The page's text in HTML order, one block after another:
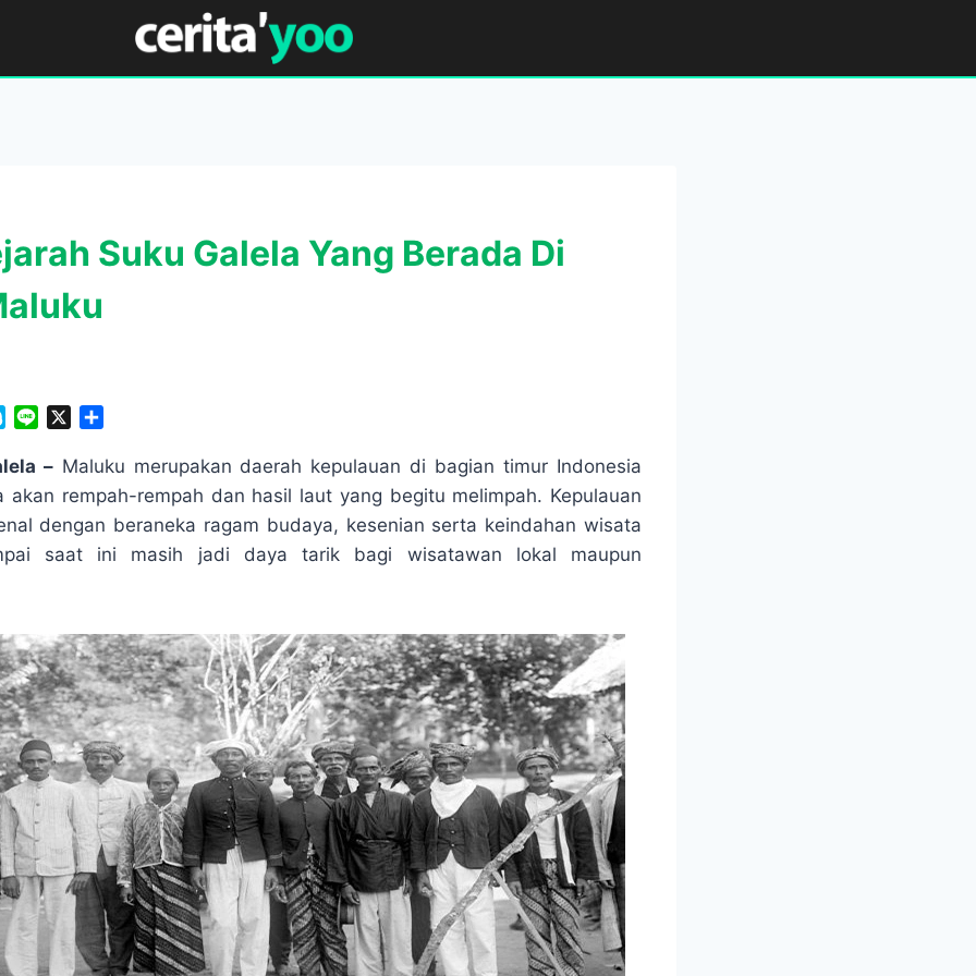
Suku Galela Yang Berada Di
y
p
n
e
a
r
–Maluku merupakan daerah kepulauan di bagian timur Indonesia
akan rempah-rempah dan hasil laut yang begitu melimpah. Kepulauan
dengan beraneka ragam budaya, kesenian serta keindahan wisata
saat ini masih jadi daya tarik bagi wisatawan lokal maupun